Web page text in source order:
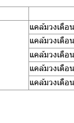
แคล้มวงเดือ
แคล้มวงเดื
แคล้มวงเดือ
แคล้มวงเดือ
แคล้มวงเดือ